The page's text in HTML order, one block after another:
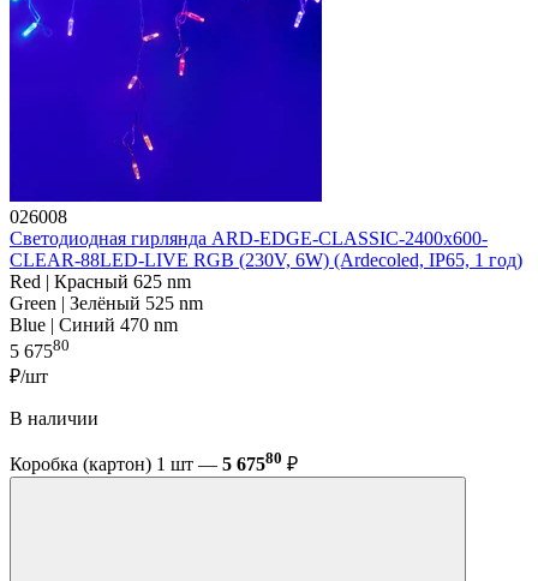
026008
Светодиодная гирлянда ARD-EDGE-CLASSIC-2400x600-
CLEAR-88LED-LIVE RGB (230V, 6W) (Ardecoled, IP65, 1 год)
Red | Красный 625 nm
Green | Зелёный 525 nm
Blue | Синий 470 nm
5 67580
₽/шт
В наличии
Коробка (картон) 1 шт — 5 67580 ₽